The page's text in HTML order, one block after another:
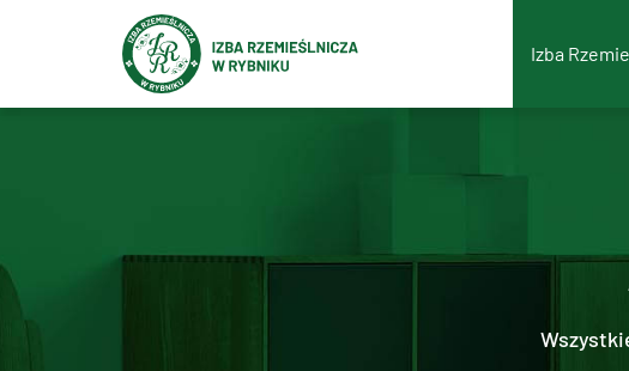
Izba